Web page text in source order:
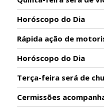
Horóscopo do Dia
Rápida ação de
Horóscopo do Dia
Terça-feira será de
Cermissões